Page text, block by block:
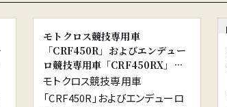
モトクロス競技専用車
「CRF450R」およびエンデュー
ロ競技専用車「CRF450RX」を
フルモデルチェンジし発売
モトクロス競技専用車
「CRF450R」およびエンデューロ